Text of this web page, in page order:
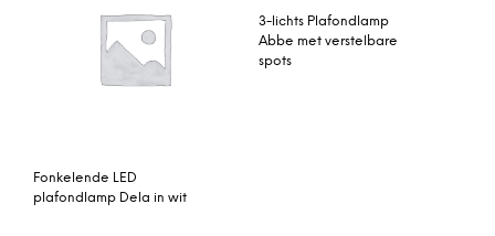
Fonkelende LED
plafondlamp Dela in wit
3-lichts Plafondlamp
Abbe met verstelbare
spots